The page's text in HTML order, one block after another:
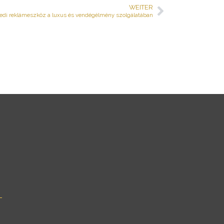
WEITER
reklámeszköz a luxus és vendégélmény szolgálatában Nächster